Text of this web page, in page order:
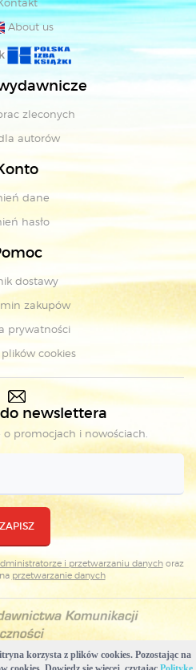
About us
zleconych
autorów
dane
hasło
dostawy
zakupów
prywatności
cookies
newslettera
promocjach i nowościach.
ZAPISZ
i przetwarzaniu danychoraz
przetwarzanie danych
Komunikacji i Łączności
korzysta z plików cookies. Pozostając na